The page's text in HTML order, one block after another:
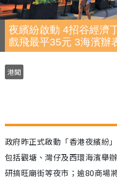
夜繽紛啟動 4招谷經濟
戲飛最平35元 3海濱辦
港聞
政府昨正式啟動「香港夜繽紛
包括觀塘、灣仔及西環海濱舉
研搞旺廟街等夜市；逾80商場